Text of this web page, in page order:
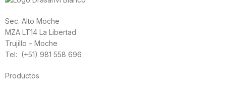
Sec. Alto Moche
MZA LT14 La Libertad
Trujillo – Moche
Tel: (+51) 981 558 696
Productos